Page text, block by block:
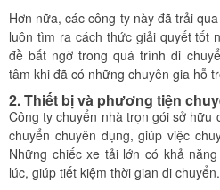
Hơn nữa, các công ty này đã trải
luôn tìm ra cách thức giải quyết tốt
đề bất ngờ trong quá trình di
tâm khi đã có những chuyên gia hỗ
2. Thiết bị và phương tiện
Công ty chuyển nhà trọn gói sở hữu
chuyển chuyên dụng, giúp việc
Những chiếc xe tải lớn có khả
lúc, giúp tiết kiệm thời gian di chuyển.